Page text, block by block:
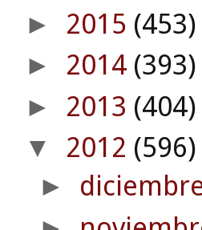
► 2015 (453)
► 2014 (393)
► 2013 (404)
▼ 2012 (596)
►